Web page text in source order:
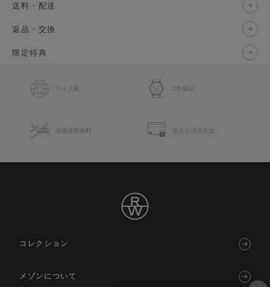
送料・配送
返品・交換
限定特典
スイス製 2年保証
全国送料無料 安全な決済方法
コレクション
メゾンについて